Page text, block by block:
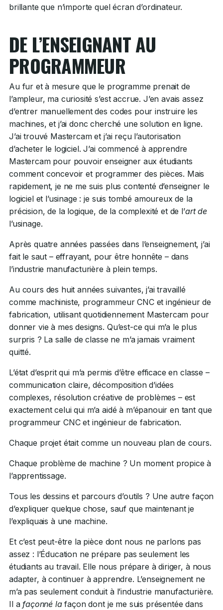
brillante que n’importe quel écran d’ordinateur.
DE L’ENSEIGNANT AU
PROGRAMMEUR
Au fur et à mesure que le programme prenait de
l’ampleur, ma curiosité s’est accrue. J’en avais assez
d’entrer manuellement des codes pour instruire les
machines, et j’ai donc cherché une solution en ligne.
J’ai trouvé Mastercam et j’ai reçu l’autorisation
d’acheter le logiciel. J’ai commencé à apprendre
Mastercam pour pouvoir enseigner aux étudiants
comment concevoir et programmer des pièces. Mais
rapidement, je ne me suis plus contenté d’enseigner le
logiciel et l’usinage : je suis tombé amoureux de la
précision, de la logique, de la complexité et de l’art de
l’usinage.
Après quatre années passées dans l’enseignement, j’ai
fait le saut – effrayant, pour être honnête – dans
l’industrie manufacturière à plein temps.
Au cours des huit années suivantes, j’ai travaillé
comme machiniste, programmeur CNC et ingénieur de
fabrication, utilisant quotidiennement Mastercam pour
donner vie à mes designs. Qu’est-ce qui m’a le plus
surpris ? La salle de classe ne m’a jamais vraiment
quitté.
L’état d’esprit qui m’a permis d’être efficace en classe –
communication claire, décomposition d’idées
complexes, résolution créative de problèmes – est
exactement celui qui m’a aidé à m’épanouir en tant que
programmeur CNC et ingénieur de fabrication.
Chaque projet était comme un nouveau plan de cours.
Chaque problème de machine ? Un moment propice à
l’apprentissage.
Tous les dessins et parcours d’outils ? Une autre façon
d’expliquer quelque chose, sauf que maintenant je
l’expliquais à une machine.
Et c’est peut-être la pièce dont nous ne parlons pas
assez : l’Éducation ne prépare pas seulement les
étudiants au travail. Elle nous prépare à diriger, à nous
adapter, à continuer à apprendre. L’enseignement ne
m’a pas seulement conduit à l’industrie manufacturière.
Il afaçonné lafaçon dont je me suis présentée dans